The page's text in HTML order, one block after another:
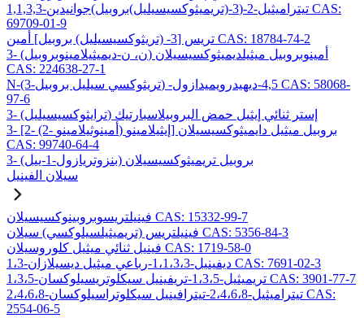
1,1,3,3-تيتراميثيل-2-(3-(تريميثوكسيسيليل)بروبيل)جوانيدين CAS:
69709-01-9
تريس [3- (تريثوكسيسيليل) بروبيل] أمين CAS: 18784-74-2
3- (ن، ن-ديميثيلامينوبروبيل) أمينوبروبيل ميثيلديميثوكسيسيلان
CAS: 224638-27-1
N-(3-تريثوكسي سيليل بروبيل) -4,5-ديهيدرويميدازول CAS: 58068-
97-6
3- (ترايثوكسيسيليل) إستر ثنائي إيثيل حمض البروبيلاسبارتيك
3- [2- (2- أمينوثيلامينو) إيثيلامينو] بروبيل ميثيل دايميثوكسيسيلان
CAS: 99740-64-4
3- (بنزوتريازول-1-ييل) بروبيل تريميثوكسيسيلان
سيلان الفينيل
فينيلتريسوبروبينوكسيسيلان CAS: 15332-99-7
فينيلتريس (تريميثيلسيلوكسي) سيلان CAS: 5356-84-3
فينيل ثنائي ميثيل كلوروسيلان CAS: 1719-58-0
1،3-ديفينيل-1،1،3،3-رباعي ميثيل ديسيلازان CAS: 7691-02-3
1،3،5-تريميثيل-1،3،5-تريفينيل سيكلوتريسيلوكسان CAS: 3901-77-7
2،4،6،8-تيتراميثيل-2،4،6،8-تيترافينيل سيكلوتراسيلوكسان CAS:
2554-06-5